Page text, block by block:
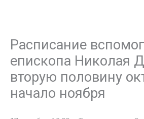
Расписание
епископа Николая
вторую половину
начало ноября